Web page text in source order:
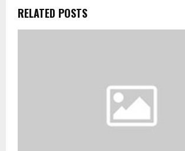
RELATED POSTS